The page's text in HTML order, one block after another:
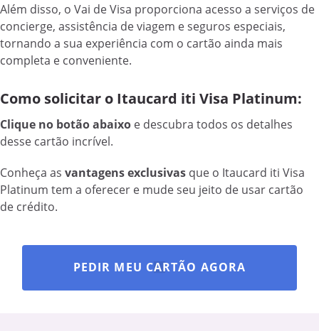
Além disso, o Vai de Visa proporciona acesso a serviços de
concierge, assistência de viagem e seguros especiais,
tornando a sua experiência com o cartão ainda mais
completa e conveniente.
Como solicitar o Itaucard iti Visa Platinum:
Clique no botão abaixo e descubra todos os detalhes
desse cartão incrível.
Conheça as vantagens exclusivas que o Itaucard iti Visa
Platinum tem a oferecer e mude seu jeito de usar cartão
de crédito.
PEDIR MEU CARTÃO AGORA